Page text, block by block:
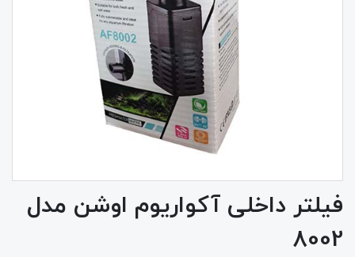
فیلتر داخلی آکواریوم اوشن مدل
8002